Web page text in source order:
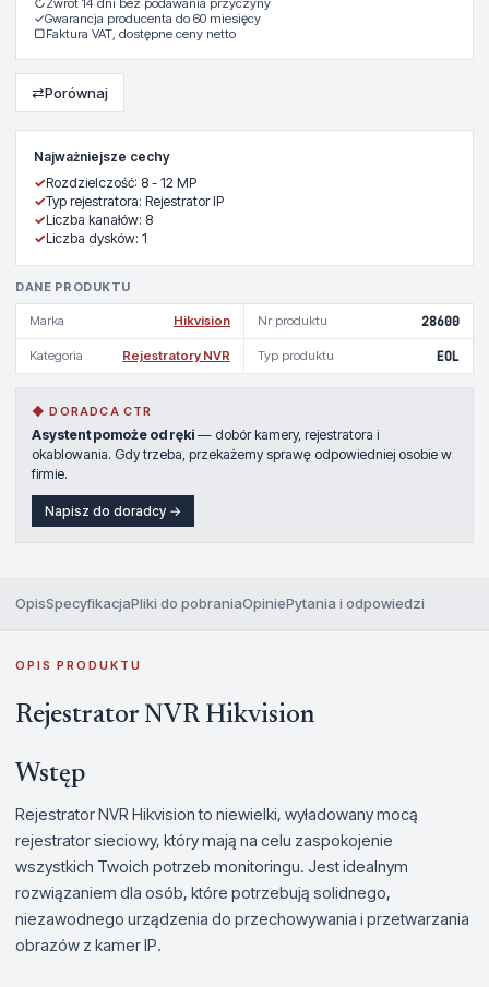
Najważniejsze cechy
✓Rozdzielczość: 8 - 12 MP
✓Typ rejestratora: Rejestrator IP
✓Liczba kanałów: 8
✓Liczba dysków: 1
DANE PRODUKTU
Marka Hikvision Nr produktu 28600
Kategoria Rejestratory NVR Typ produktu EOL
◆ DORADCA CTR
Asystent pomoże od ręki — dobór kamery, rejestratora i
okablowania. Gdy trzeba, przekażemy sprawę odpowiedniej osobie w
firmie.
Napisz do doradcy →
↻Zwrot 14 dni bez podawania przyczyny
✓Gwarancja producenta do 60 miesięcy
▢Faktura VAT, dostępne ceny netto
⇄Porównaj
OpisSpecyfikacjaPliki do pobraniaOpiniePytania i odpowiedzi
OPIS PRODUKTU
Rejestrator NVR Hikvision
Wstęp
Rejestrator NVR Hikvision to niewielki, wyładowany mocą
rejestrator sieciowy, który mają na celu zaspokojenie
wszystkich Twoich potrzeb monitoringu. Jest idealnym
rozwiązaniem dla osób, które potrzebują solidnego,
niezawodnego urządzenia do przechowywania i przetwarzania
obrazów z kamer IP.